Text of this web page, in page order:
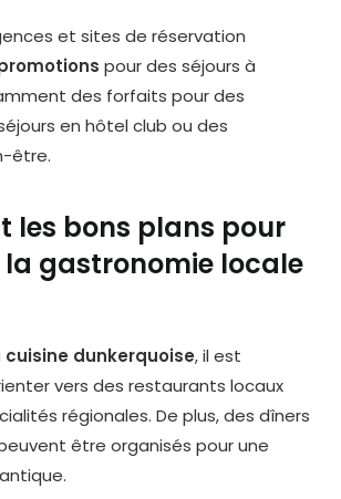
et sites de réservation
pour des séjours à
des forfaits pour des
en hôtel club ou des
être.
les bons plans pour
gastronomie locale
cuisine dunkerquoise, il est
vers des restaurants locaux
régionales. De plus, des dîners
être organisés pour une